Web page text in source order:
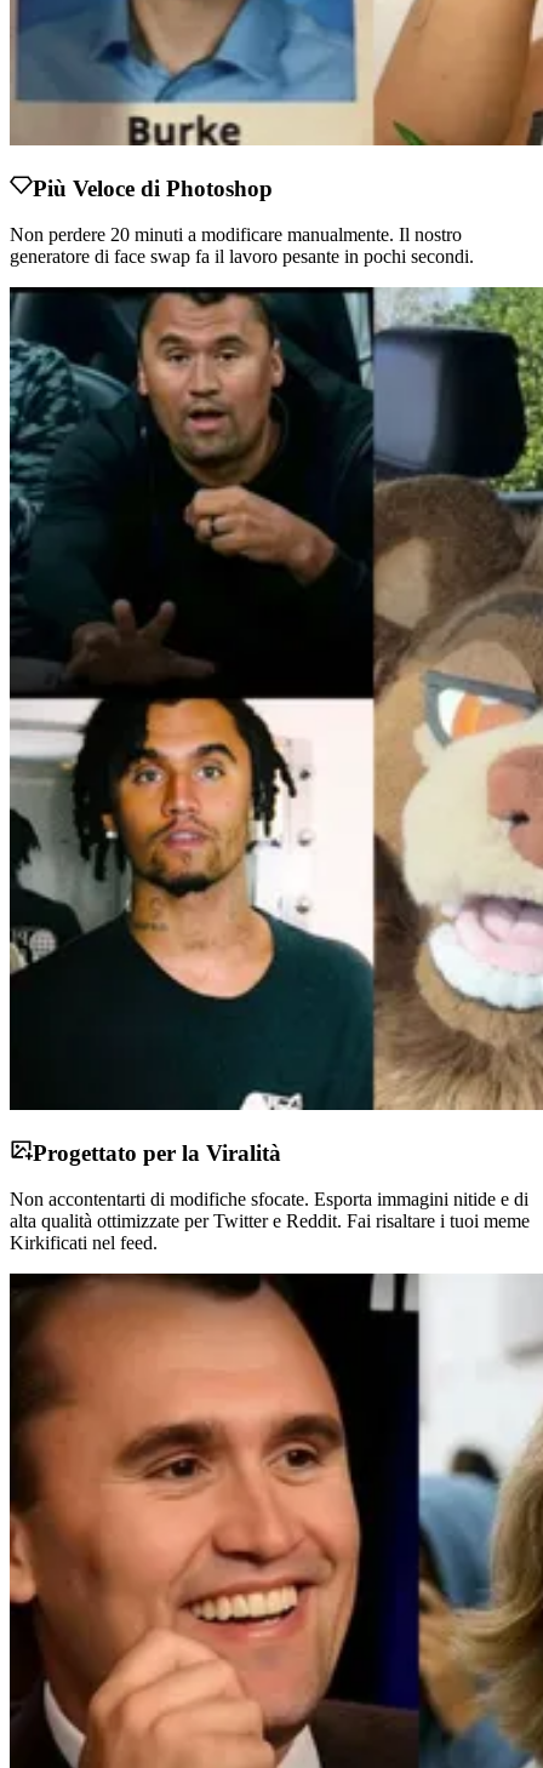
Più Veloce di Photoshop
Non perdere 20 minuti a modificare manualmente. Il nostro
generatore di face swap fa il lavoro pesante in pochi secondi.
Progettato per la Viralità
Non accontentarti di modifiche sfocate. Esporta immagini nitide e di
alta qualità ottimizzate per Twitter e Reddit. Fai risaltare i tuoi meme
Kirkificati nel feed.